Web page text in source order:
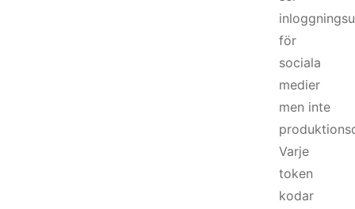
för
sociala
medier
men inte
Varje
token
kodar